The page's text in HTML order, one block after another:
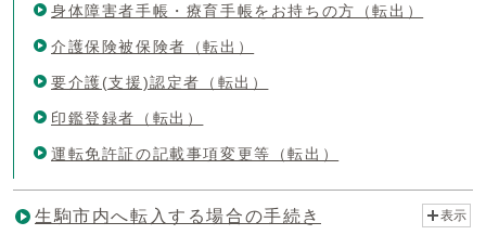
身体障害者手帳・療育手帳をお持ちの方（転出）
介護保険被保険者（転出）
要介護(支援)認定者（転出）
印鑑登録者（転出）
運転免許証の記載事項変更等（転出）
生駒市内へ転入する場合の手続き 表示